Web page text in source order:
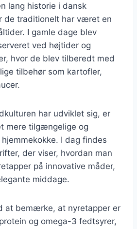
lang historie i dansk
de traditionelt har været en
I gamle dage blev
ved højtider og
hvor de blev tilberedt med
tilbehør som kartofler,
har udviklet sig, er
mere tilgængelige og
I dag findes
der viser, hvordan man
på innovative måder,
middage.
at bemærke, at nyretapper er
og omega-3 fedtsyrer,